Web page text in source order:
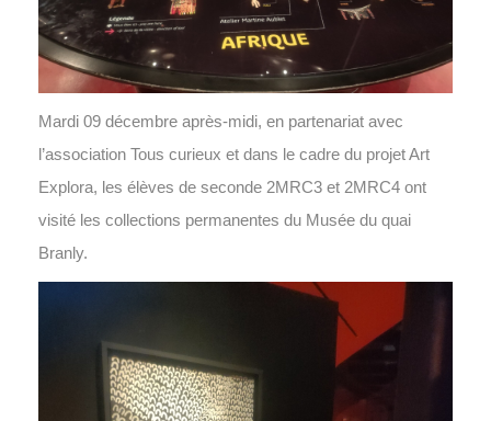
Mardi 09 décembre après-midi, en partenariat avec
l’association Tous curieux et dans le cadre du projet Art
Explora, les élèves de seconde 2MRC3 et 2MRC4 ont
visité les collections permanentes du Musée du quai
Branly.